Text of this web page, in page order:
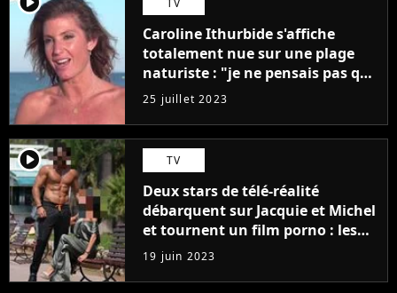
TV
Caroline Ithurbide s'affiche
totalement nue sur une plage
naturiste : "je ne pensais pas que
j'arriverais à le faire..."
25 juillet 2023
player2 TV
Deux stars de télé-réalité
débarquent sur Jacquie et Michel
et tournent un film porno : les
premières images du tournage
(exclu)
19 juin 2023